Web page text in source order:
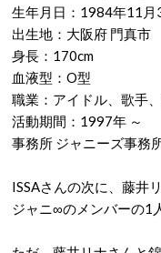
生年月日：1984年11月
出生地：大阪府 門真市
身長：170cm
血液型：O型
職業：アイドル、歌手
活動期間：1997年 ～
事務所 ジャニーズ事務
ISSAさんの次に、藤井
ジャニ∞のメンバーの1